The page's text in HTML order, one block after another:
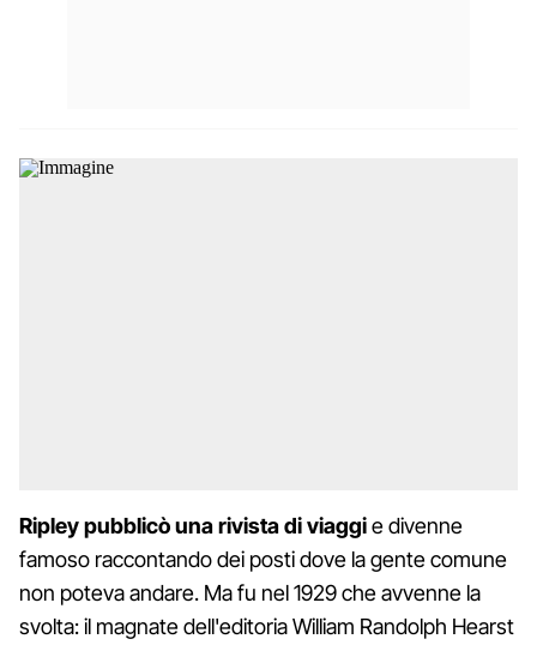
Ripley pubblicò una rivista di viaggie divenne
famoso raccontando dei posti dove la gente comune
non poteva andare. Ma fu nel 1929 che avvenne la
svolta: il magnate dell'editoria William Randolph Hearst